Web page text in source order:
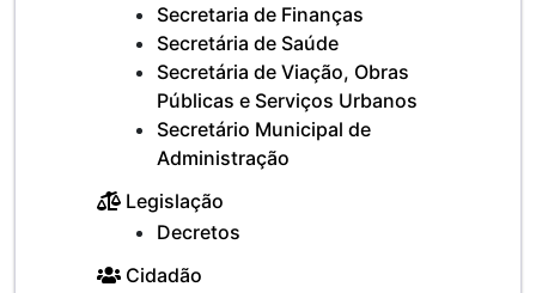
Secretaria de Finanças
Secretária de Saúde
Secretária de Viação, Obras
Públicas e Serviços Urbanos
Secretário Municipal de
Administração
Legislação
Decretos
Cidadão